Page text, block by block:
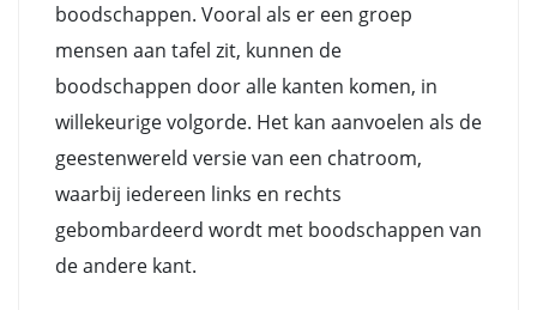
boodschappen. Vooral als er een groep
mensen aan tafel zit, kunnen de
boodschappen door alle kanten komen, in
willekeurige volgorde. Het kan aanvoelen als de
geestenwereld versie van een chatroom,
waarbij iedereen links en rechts
gebombardeerd wordt met boodschappen van
de andere kant.